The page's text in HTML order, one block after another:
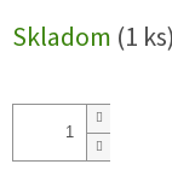
cena:
Skladom (1 ks)